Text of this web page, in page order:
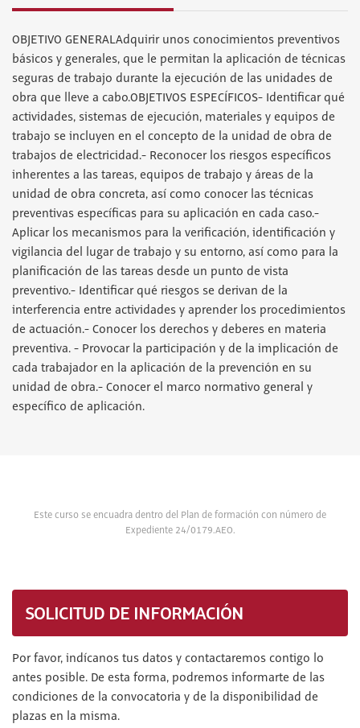
OBJETIVO GENERALAdquirir unos conocimientos preventivos
básicos y generales, que le permitan la aplicación de técnicas
seguras de trabajo durante la ejecución de las unidades de
obra que lleve a cabo.OBJETIVOS ESPECÍFICOS- Identificar qué
actividades, sistemas de ejecución, materiales y equipos de
trabajo se incluyen en el concepto de la unidad de obra de
trabajos de electricidad.- Reconocer los riesgos específicos
inherentes a las tareas, equipos de trabajo y áreas de la
unidad de obra concreta, así como conocer las técnicas
preventivas específicas para su aplicación en cada caso.-
Aplicar los mecanismos para la verificación, identificación y
vigilancia del lugar de trabajo y su entorno, así como para la
planificación de las tareas desde un punto de vista
preventivo.- Identificar qué riesgos se derivan de la
interferencia entre actividades y aprender los procedimientos
de actuación.- Conocer los derechos y deberes en materia
preventiva. - Provocar la participación y de la implicación de
cada trabajador en la aplicación de la prevención en su
unidad de obra.- Conocer el marco normativo general y
específico de aplicación.
Este curso se encuadra dentro del Plan de formación con número de
Expediente 24/0179.AEO.
SOLICITUD DE INFORMACIÓN
Por favor, indícanos tus datos y contactaremos contigo lo
antes posible. De esta forma, podremos informarte de las
condiciones de la convocatoria y de la disponibilidad de
plazas en la misma.